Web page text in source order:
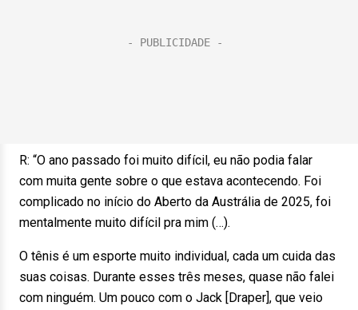
R: “O ano passado foi muito difícil, eu não podia falar
com muita gente sobre o que estava acontecendo. Foi
complicado no início do Aberto da Austrália de 2025, foi
mentalmente muito difícil pra mim (…).
O tênis é um esporte muito individual, cada um cuida das
suas coisas. Durante esses três meses, quase não falei
com ninguém. Um pouco com o Jack [Draper], que veio